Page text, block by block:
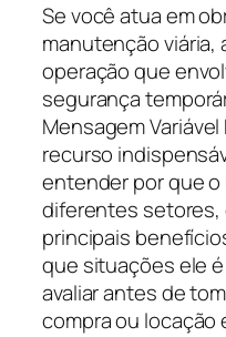
Se você atua em
manutenção
operação que
segurança
Mensagem
recurso
entender por que o
diferentes setores,
principais
que situações ele
avaliar antes de
compra ou locação